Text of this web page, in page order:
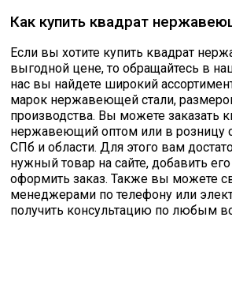
Как купить квадрат
Если вы хотите купить квадрат
выгодной цене, то обращайтесь в
нас вы найдете широкий
марок нержавеющей стали,
производства. Вы можете заказать
нержавеющий оптом или в розницу
СПб и области. Для этого вам
нужный товар на сайте, добавить
оформить заказ. Также вы можете
менеджерами по телефону или
получить консультацию по любым